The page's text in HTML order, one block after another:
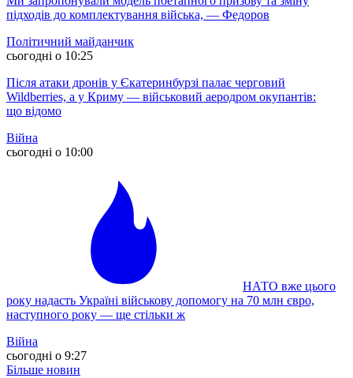
підходів до комплектування війська, — Федоров
Політичний майданчик
сьогодні о 10:25
Після атаки дронів у Єкатеринбурзі палає черговий
Wildberries, а у Криму — військовий аеродром окупантів:
що відомо
Війна
сьогодні о 10:00
НАТО вже цього
року надасть Україні військову допомогу на 70 млн євро,
наступного року — ще стільки ж
Війна
сьогодні о 9:27
Більше новин